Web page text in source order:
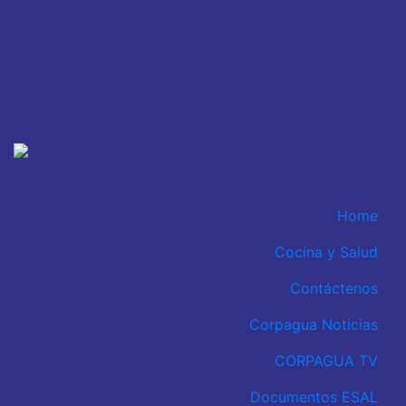
Home
Cocina y Salud
Contáctenos
Corpagua Noticias
CORPAGUA TV
Documentos ESAL